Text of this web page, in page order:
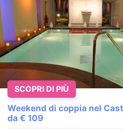
Weekend di coppia nel
da € 109
SCOPRI DI PIÙ